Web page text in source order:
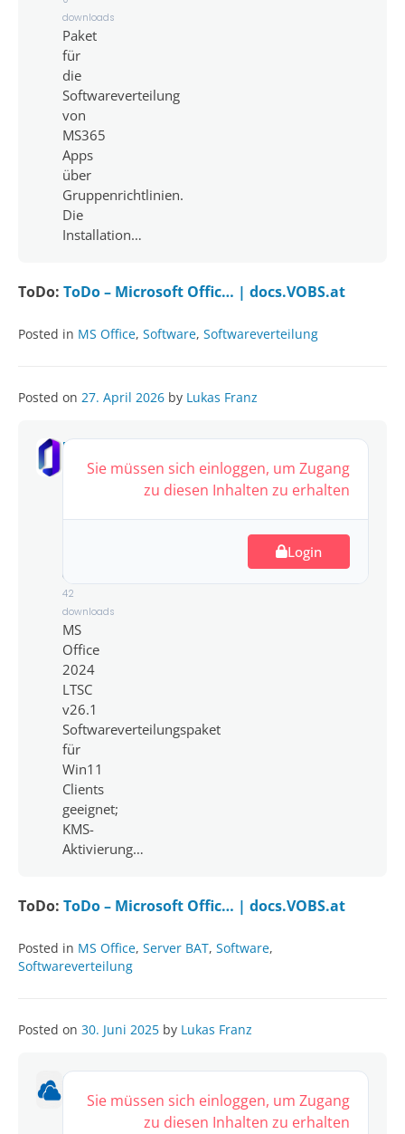
downloads
Paket
für
die
Softwareverteilung
von
MS365
Apps
über
Gruppenrichtlinien.
Die
Installation…
ToDo: ToDo – Microsoft Offic… | docs.VOBS.at
Posted in MS Office, Software, Softwareverteilung
Posted on 27. April 2026 by Lukas Franz
MS
Office
42
downloads
MS
Office
2024
LTSC
v26.1
Softwareverteilungspaket
für
Win11
Clients
geeignet;
KMS-
Aktivierung…
Sie müssen sich einloggen, um Zugang
zu diesen Inhalten zu erhalten
Login
ToDo: ToDo – Microsoft Offic… | docs.VOBS.at
Posted in MS Office, Server BAT, Software,
Softwareverteilung
Posted on 30. Juni 2025 by Lukas Franz
OneDrive
v25.2Sie müssen sich einloggen, um Zugang
zu diesen Inhalten zu erhalten